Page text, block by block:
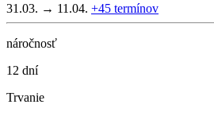
31.03. → 11.04. +45 termínov
náročnosť
12 dní
Trvanie